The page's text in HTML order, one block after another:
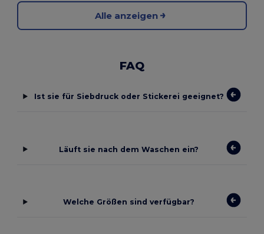
Alle anzeigen
FAQ
Ist sie für Siebdruck oder Stickerei geeignet?
Läuft sie nach dem Waschen ein?
Welche Größen sind verfügbar?